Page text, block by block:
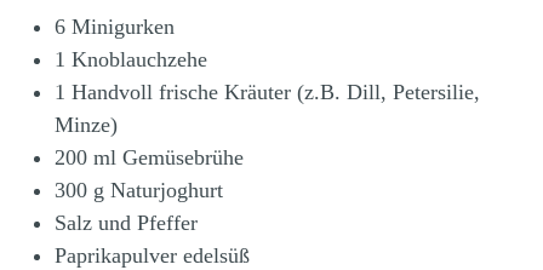
6 Minigurken
1 Knoblauchzehe
1 Handvoll frische Kräuter (z.B. Dill, Petersilie,
Minze)
200 ml Gemüsebrühe
300 g Naturjoghurt
Salz und Pfeffer
Paprikapulver edelsüß